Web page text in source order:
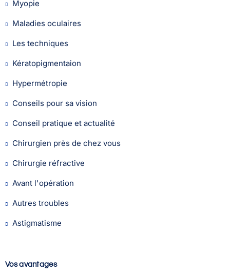
Myopie
Maladies oculaires
Les techniques
Kératopigmentaion
Hypermétropie
Conseils pour sa vision
Conseil pratique et actualité
Chirurgien près de chez vous
Chirurgie réfractive
Avant l'opération
Autres troubles
Astigmatisme
Vos avantages